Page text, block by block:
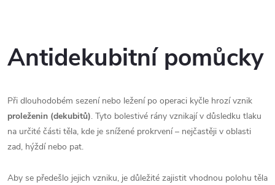
Antidekubitní pomůcky
Při dlouhodobém sezení nebo ležení po operaci kyčle hrozí vznik
proleženin (dekubitů). Tyto bolestivé rány vznikají v důsledku tlaku
na určité části těla, kde je snížené prokrvení – nejčastěji v oblasti
zad, hýždí nebo pat.
Aby se předešlo jejich vzniku, je důležité zajistit vhodnou polohu těla